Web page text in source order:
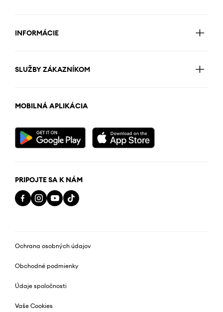
INFORMÁCIE
SLUŽBY ZÁKAZNÍKOM
MOBILNÁ APLIKÁCIA
PRIPOJTE SA K NÁM
Ochrana osobných údajov
Obchodné podmienky
Údaje spoločnosti
Vaše Cookies